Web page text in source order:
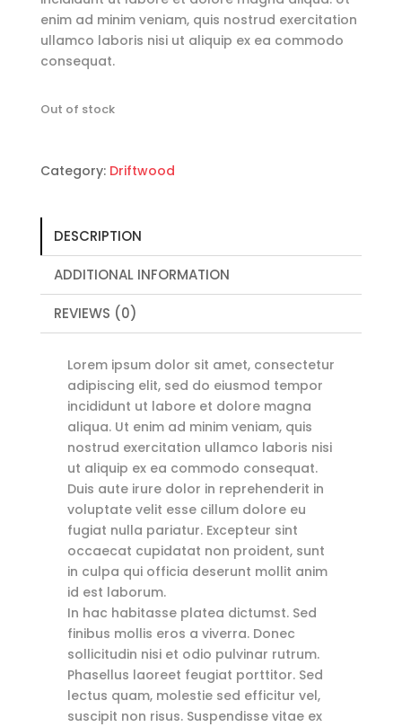
enim ad minim veniam, quis nostrud exercitation
ullamco laboris nisi ut aliquip ex ea commodo
consequat.
Out of stock
Category: Driftwood
DESCRIPTION
ADDITIONAL INFORMATION
REVIEWS (0)
Lorem ipsum dolor sit amet, consectetur
adipiscing elit, sed do eiusmod tempor
incididunt ut labore et dolore magna
aliqua. Ut enim ad minim veniam, quis
nostrud exercitation ullamco laboris nisi
ut aliquip ex ea commodo consequat.
Duis aute irure dolor in reprehenderit in
voluptate velit esse cillum dolore eu
fugiat nulla pariatur. Excepteur sint
occaecat cupidatat non proident, sunt
in culpa qui officia deserunt mollit anim
id est laborum.
In hac habitasse platea dictumst. Sed
finibus mollis eros a viverra. Donec
sollicitudin nisi et odio pulvinar rutrum.
Phasellus laoreet feugiat porttitor. Sed
lectus quam, molestie sed efficitur vel,
suscipit non risus. Suspendisse vitae ex